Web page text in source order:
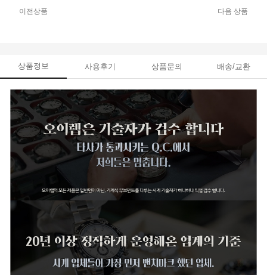
이전상품 다음 상품
상품정보 사용후기 상품문의 배송/교환